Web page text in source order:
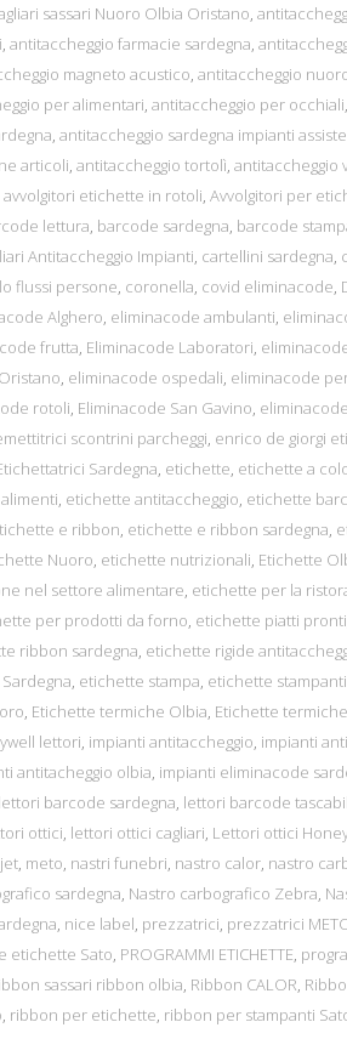
sassari Nuoro Olbia Oristano,
, antitaccheggio farmacie sardegna,
magneto acustico, antitaccheggio
per alimentari, antitaccheggio per occhiali,
, antitaccheggio sardegna impianti
articoli, antitaccheggio tortolì, antitaccheggio
avvolgitori etichette in rotoli, Avvolgitori per
lettura, barcode sardegna, barcode
Antitaccheggio Impianti, cartellini sardegna,
flussi persone, coronella, covid eliminacode,
Alghero, eliminacode ambulanti,
frutta, Eliminacode Laboratori,
, eliminacode ospedali, eliminacode
rotoli, Eliminacode San Gavino,
scontrini parcheggi, enrico de giorgi
Sardegna, etichette, etichette a
, etichette antitaccheggio, etichette
e ribbon, etichette e ribbon sardegna,
Nuoro, etichette nutrizionali, Etichette
nel settore alimentare, etichette per la
per prodotti da forno, etichette piatti pronti
ribbon sardegna, etichette rigide
, etichette stampa, etichette
, Etichette termiche Olbia, Etichette
lettori, impianti antitaccheggio, impianti
antitacheggio olbia, impianti eliminacode
lettori barcode sardegna, lettori barcode
ottici, lettori ottici cagliari, Lettori ottici
, meto, nastri funebri, nastro calor, nastro
sardegna, Nastro carbografico Zebra,
, nice label, prezzatrici, prezzatrici
etichette Sato, PROGRAMMI ETICHETTE,
sassari ribbon olbia, Ribbon CALOR,
, ribbon per etichette, ribbon per stampanti